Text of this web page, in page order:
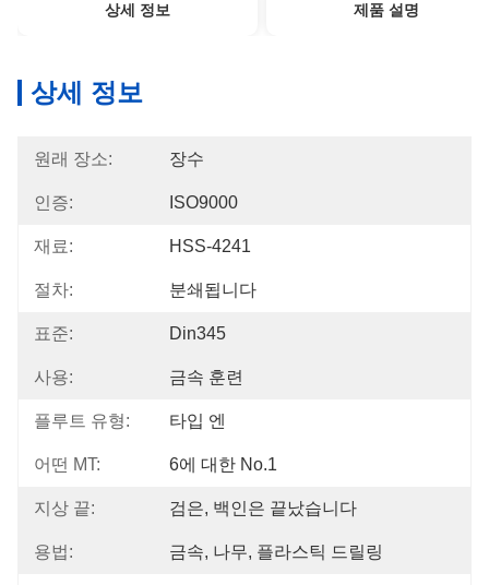
상세 정보 제품 설명
상세 정보
원래 장소: 장수
인증: ISO9000
재료: HSS-4241
절차: 분쇄됩니다
표준: Din345
사용: 금속 훈련
플루트 유형: 타입 엔
어떤 MT: 6에 대한 No.1
지상 끝: 검은, 백인은 끝났습니다
용법: 금속, 나무, 플라스틱 드릴링